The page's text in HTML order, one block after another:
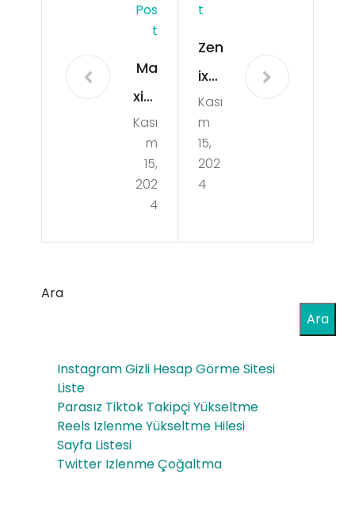
Pos
T
Ma
xim
um
Kar
t
Nas
ıl
Kası
m
15,
202
4
T
Zen
ix
Ma
ske
Nas
ıl
anıl
Kası
m
15,
202
4
Ara
Ara
Instagram Gizli Hesap Görme Sitesi
Liste
Parasız Tiktok Takipçi Yükseltme
Reels Izlenme Yükseltme Hilesi
Sayfa Listesi
Twitter Izlenme Çoğaltma